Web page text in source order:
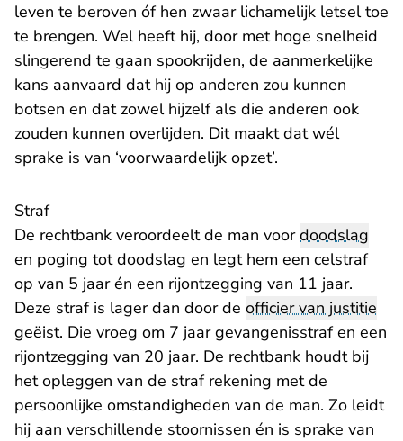
leven te beroven óf hen zwaar lichamelijk letsel toe
te brengen. Wel heeft hij, door met hoge snelheid
slingerend te gaan spookrijden, de aanmerkelijke
kans aanvaard dat hij op anderen zou kunnen
botsen en dat zowel hijzelf als die anderen ook
zouden kunnen overlijden. Dit maakt dat wél
sprake is van ‘voorwaardelijk opzet’.
Straf
De rechtbank veroordeelt de man voordoodslag
en poging tot doodslag en legt hem een celstraf
op van 5 jaar én een rijontzegging van 11 jaar.
Deze straf is lager dan door de officier van justitie
geëist. Die vroeg om 7 jaar gevangenisstraf en een
rijontzegging van 20 jaar. De rechtbank houdt bij
het opleggen van de straf rekening met de
persoonlijke omstandigheden van de man. Zo leidt
hij aan verschillende stoornissen én is sprake van